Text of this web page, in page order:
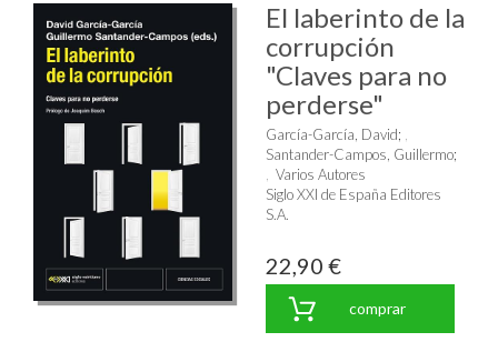
El laberinto de la
corrupción
"Claves para no
perderse"
García-García, David;
Santander-Campos, Guillermo;
Varios Autores
Siglo XXI de España Editores
S.A.
22,90 €
comprar